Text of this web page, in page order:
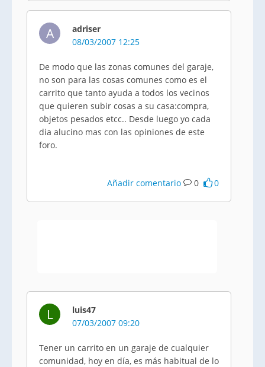
A
adriser
08/03/2007 12:25
De modo que las zonas comunes del garaje,
no son para las cosas comunes como es el
carrito que tanto ayuda a todos los vecinos
que quieren subir cosas a su casa:compra,
objetos pesados etcc.. Desde luego yo cada
dia alucino mas con las opiniones de este
foro.
Añadir comentario 0 0
L
luis47
07/03/2007 09:20
Tener un carrito en un garaje de cualquier
comunidad, hoy en día, es más habitual de lo